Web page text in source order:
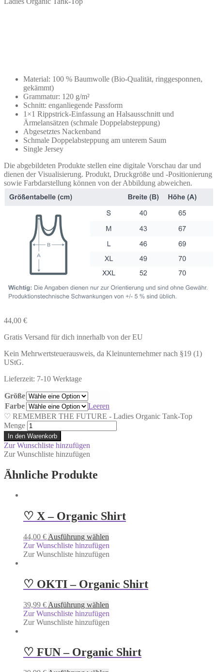
Material: 100 % Baumwolle (Bio-Qualität, ringgesponnen,
gekämmt)
Grammatur: 120 g/m²
Schnitt: enganliegende Passform
1×1 Rippstrick-Einfassung an Halsausschnitt und
Ärmelansätzen (schmale Doppelabsteppung)
Abgesetztes Nackenband
Schmale Doppelabsteppung am unterem Saum
Single Jersey
Die abgebildeten Produkte stellen eine digitale Vorschau dar und
dienen der Visualisierung. Produkt, Druckgröße und -Positionierung
sowie Farbdarstellung können von der Abbildung abweichen.
44,00 €
Gratis Versand für dich innerhalb von der EU
Kein Mehrwertsteuerausweis, da Kleinunternehmer nach §19 (1)
UStG.
Lieferzeit: 7-10 Werktage
Größe
Farbe
Leeren
♡ REMEMBER THE FUTURE - Ladies Organic Tank-Top
Menge
In den Warenkorb
Zur Wunschliste hinzufügen
Zur Wunschliste hinzufügen
Ähnliche Produkte
♡ X – Organic Shirt
44,00 € Ausführung wählen
Zur Wunschliste hinzufügen
Zur Wunschliste hinzufügen
♡ OKTI – Organic Shirt
39,99 € Ausführung wählen
Zur Wunschliste hinzufügen
Zur Wunschliste hinzufügen
♡ FUN – Organic Shirt